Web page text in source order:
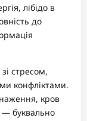
лібідо в
до
стресом,
конфліктами.
кров
— буквально